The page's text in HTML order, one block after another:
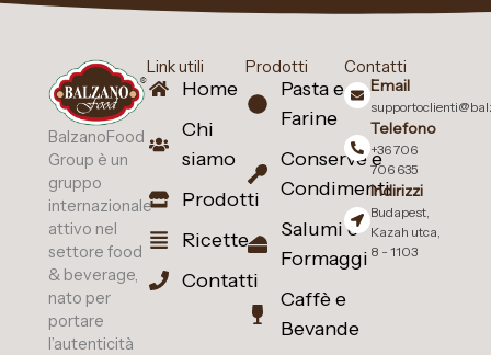
BalzanoFood
Group è un
gruppo
internazionale
attivo nel
settore food
& beverage,
nato per
portare
l’autenticità
Link utili
Home
Chi
siamo
Prodotti
Ricette
Contatti
Prodotti
Pasta e
Farine
Conserve e
Condimenti
Salumi e
Formaggi
Caffè e
Bevande
Contatti
Email
Telefono
+36 706
706 635
Indirizzi
Budapest,
Kazah utca,
8 - 1103